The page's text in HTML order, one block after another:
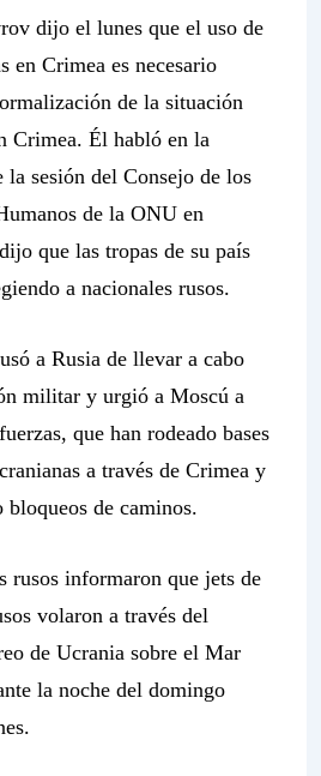
dijo el lunes que el uso de
en Crimea es necesario
de la situación
Crimea. Él habló en la
la sesión del Consejo de los
de la ONU en
que las tropas de su país
a nacionales rusos.
a Rusia de llevar a cabo
militar y urgió a Moscú a
que han rodeado bases
a través de Crimea y
bloqueos de caminos.
rusos informaron que jets de
volaron a través del
de Ucrania sobre el Mar
la noche del domingo